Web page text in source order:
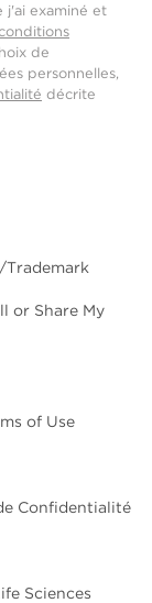
j'ai examiné et
de
personnelles,
décrite
or Share My
of Use
Confidentialité
Sciences